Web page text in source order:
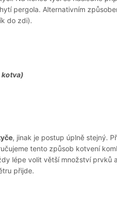
pergola. Alternativním
do zdi).
kotva)
, jinak je postup úplně stejný.
tento způsob kotvení
lépe volit větší množství prvků
přijde.